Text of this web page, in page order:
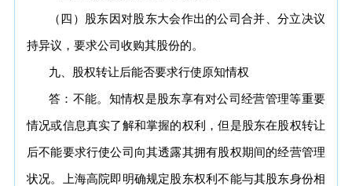
（四）股东因对股东大会作出的公司合并、分立决议
持异议，要求公司收购其股份的。
九、股权转让后能否要求行使原知情权
答：不能。知情权是股东享有对公司经营管理等重要
情况或信息真实了解和掌握的权利，但是股东在股权转让
后不能要求行使公司向其透露其拥有股权期间的经营管理
状况。上海高院即明确规定股东权利不能与其股东身份相